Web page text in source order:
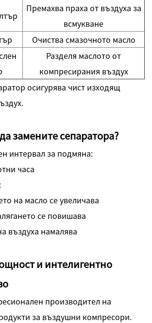
Премахва праха от въздуха за
всмукване
Очиства смазочното масло
Разделя маслото от
компресирания въздух
осигурява чист изходящ
замените сепаратора?
интервал за подмяна:
часа
на масло се увеличава
се повишава
въздуха намалява
и интелигентно
производител на
за въздушни компресори.